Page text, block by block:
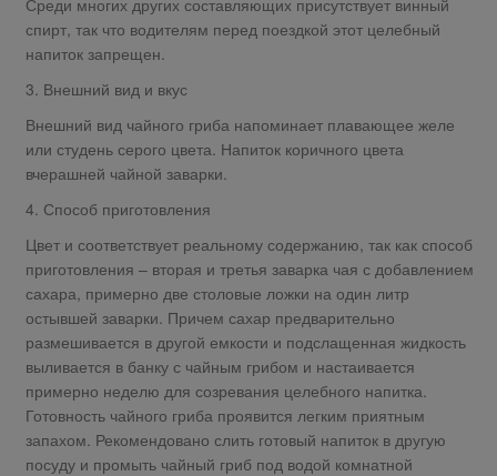
Среди многих других составляющих присутствует винный
спирт, так что водителям перед поездкой этот целебный
напиток запрещен.
3. Внешний вид и вкус
Внешний вид чайного гриба напоминает плавающее желе
или студень серого цвета. Напиток коричного цвета
вчерашней чайной заварки.
4. Способ приготовления
Цвет и соответствует реальному содержанию, так как способ
приготовления – вторая и третья заварка чая с добавлением
сахара, примерно две столовые ложки на один литр
остывшей заварки. Причем сахар предварительно
размешивается в другой емкости и подслащенная жидкость
выливается в банку с чайным грибом и настаивается
примерно неделю для созревания целебного напитка.
Готовность чайного гриба проявится легким приятным
запахом. Рекомендовано слить готовый напиток в другую
посуду и промыть чайный гриб под водой комнатной